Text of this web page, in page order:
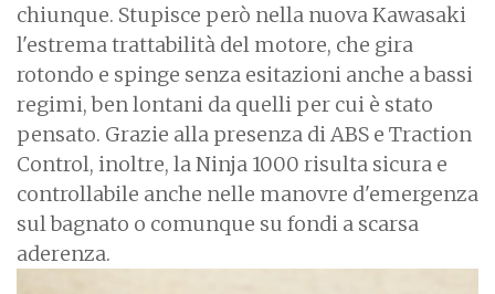
chiunque. Stupisce però nella nuova Kawasaki
l'estrema trattabilità del motore, che gira
rotondo e spinge senza esitazioni anche a bassi
regimi, ben lontani da quelli per cui è stato
pensato. Grazie alla presenza di ABS e Traction
Control, inoltre, la Ninja 1000 risulta sicura e
controllabile anche nelle manovre d'emergenza
sul bagnato o comunque su fondi a scarsa
aderenza.